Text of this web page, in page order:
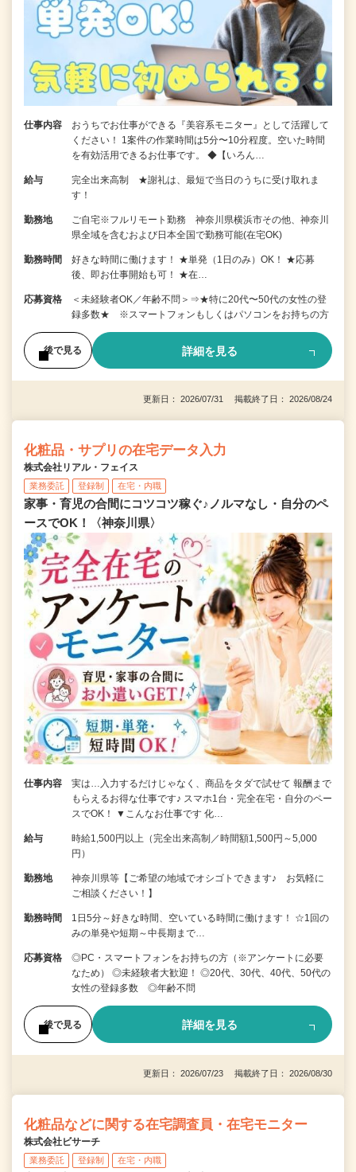
仕事内容
おうちでお仕事ができる『美容系モニター』として活躍して
ください！ 1案件の作業時間は5分〜10分程度。空いた時間
を有効活用できるお仕事です。 ◆【いろん…
給与
完全出来高制 ★謝礼は、最短で当日のうちに受け取れま
す！
勤務地
ご自宅※フルリモート勤務 神奈川県横浜市その他、神奈川
県全域を含むおよび日本全国で勤務可能(在宅OK)
勤務時間
好きな時間に働けます！ ★単発（1日のみ）OK！ ★応募
後、即お仕事開始も可！ ★在…
応募資格
＜未経験者OK／年齢不問＞⇒★特に20代〜50代の女性の登
録多数★ ※スマートフォンもしくはパソコンをお持ちの方
後で見る 詳細を見る
更新日： 2026/07/31 掲載終了日： 2026/08/24
化粧品・サプリの在宅データ入力
株式会社リアル・フェイス
業務委託 登録制 在宅・内職
家事・育児の合間にコツコツ稼ぐ♪ノルマなし・自分のペ
ースでOK！〈神奈川県〉
仕事内容
実は…入力するだけじゃなく、商品をタダで試せて 報酬まで
もらえるお得な仕事です♪ スマホ1台・完全在宅・自分のペー
スでOK！ ▼こんなお仕事です 化…
給与
時給1,500円以上（完全出来高制／時間額1,500円～5,000
円）
勤務地
神奈川県等【ご希望の地域でオシゴトできます♪ お気軽に
ご相談ください！】
勤務時間
1日5分～好きな時間、空いている時間に働けます！ ☆1回の
みの単発や短期～中長期まで…
応募資格
◎PC・スマートフォンをお持ちの方（※アンケートに必要
なため） ◎未経験者大歓迎！ ◎20代、30代、40代、50代の
女性の登録多数 ◎年齢不問
後で見る 詳細を見る
更新日： 2026/07/23 掲載終了日： 2026/08/30
化粧品などに関する在宅調査員・在宅モニター
株式会社ビサーチ
業務委託 登録制 在宅・内職